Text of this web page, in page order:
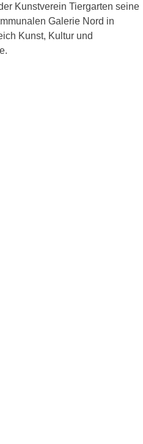
Kunstverein Tiergarten seine
Galerie Nord in
Kunst, Kultur und